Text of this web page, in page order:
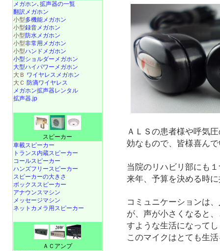
ＡＬＳの患者様や呼気
効なもので、皆様喜ん
当院のリハビリ部にも
来年、予算を決める時
コミュニケーションは
が、声が小さくなると
すような生活になって
このマイクはとても生
メガホン､拡声器の一覧
翻訳メガホン
小型多機能メガホン
小型録音メガホン
小型防水メガホン
小型非常用メガホン
小型ハンドメガホン
小型ショルダーメガホン
大型ハイパワーメガホン
大Ｂ ワイヤレスメガホン
大Ｃ 防滴ワイヤレス
メガホン拡声器レンタル
拡声器.jp
スピーカー
車載スピーカー
トランス内蔵スピーカー
コールスピーカー
ハンズフリースピーカー
スピーカーの大きさ
ボックススピーカー
アナウンスマシン
メッセージマシン
ネットカメラ用スピーカー
ＡＣアンプ